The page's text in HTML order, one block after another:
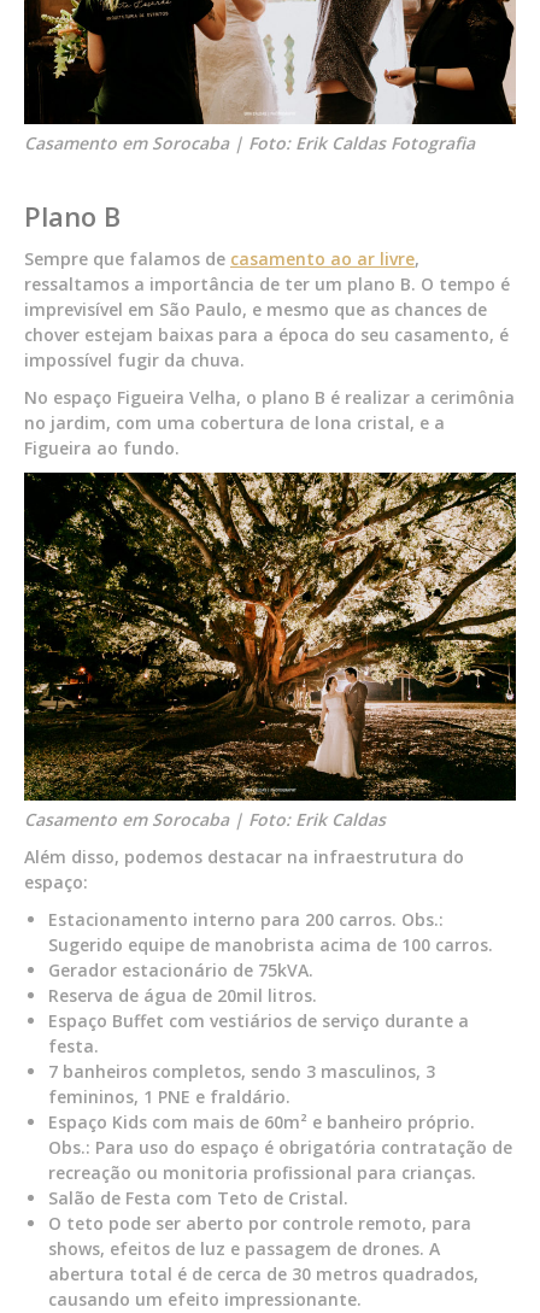
Casamento em Sorocaba | Foto: Erik Caldas Fotografia
Plano B
Sempre que falamos de casamento ao ar livre,
ressaltamos a importância de ter um plano B. O tempo é
imprevisível em São Paulo, e mesmo que as chances de
chover estejam baixas para a época do seu casamento, é
impossível fugir da chuva.
No espaço Figueira Velha, o plano B é realizar a cerimônia
no jardim, com uma cobertura de lona cristal, e a
Figueira ao fundo.
Casamento em Sorocaba | Foto: Erik Caldas
Além disso, podemos destacar na infraestrutura do
espaço:
Estacionamento interno para 200 carros. Obs.:
Sugerido equipe de manobrista acima de 100 carros.
Gerador estacionário de 75kVA.
Reserva de água de 20mil litros.
Espaço Buffet com vestiários de serviço durante a
festa.
7 banheiros completos, sendo 3 masculinos, 3
femininos, 1 PNE e fraldário.
Espaço Kids com mais de 60m² e banheiro próprio.
Obs.: Para uso do espaço é obrigatória contratação de
recreação ou monitoria profissional para crianças.
Salão de Festa com Teto de Cristal.
O teto pode ser aberto por controle remoto, para
shows, efeitos de luz e passagem de drones. A
abertura total é de cerca de 30 metros quadrados,
causando um efeito impressionante.